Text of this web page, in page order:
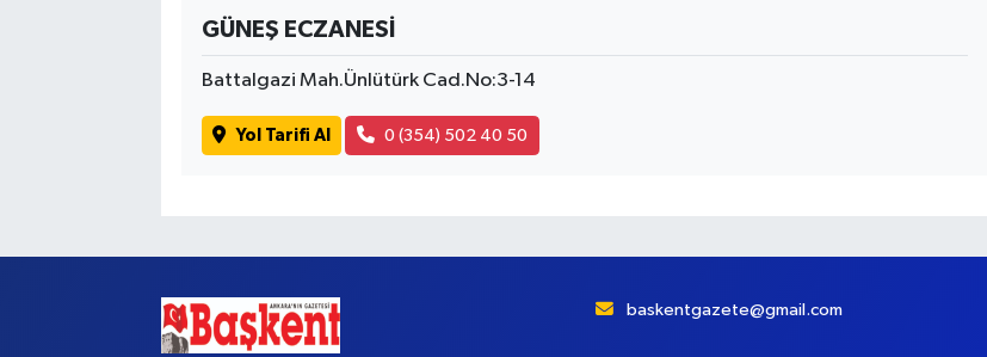
GÜNEŞ ECZANESİ
Battalgazi Mah.Ünlütürk Cad.No:3-14
Yol Tarifi Al 0 (354) 502 40 50
baskentgazete@gmail.com